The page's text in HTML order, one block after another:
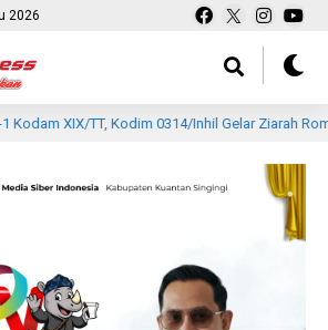
2026
TT, Kodim 0314/Inhil Gelar Ziarah Rombongan